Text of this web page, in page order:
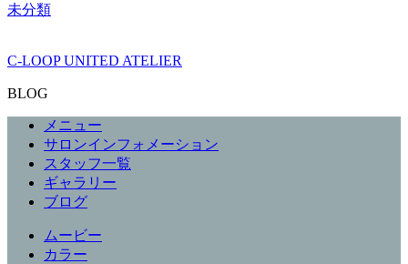
未分類
C-LOOP UNITED ATELIER
BLOG
メニュー
サロンインフォメーション
スタッフ一覧
ギャラリー
ブログ
ムービー
カラー